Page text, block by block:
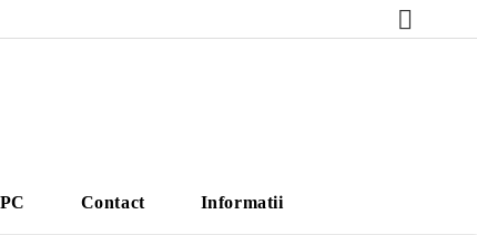
Contact Informatii